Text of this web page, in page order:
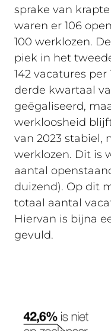
sprake van
waren er 106
100 werklozen.
piek in het
142 vacatures
derde kwartaal
geëgaliseerd,
werkloosheid
van 2023 stabiel,
werklozen. Dit is
aantal
duizend). Op dit
totaal aantal
Hiervan is bijna
gevuld.